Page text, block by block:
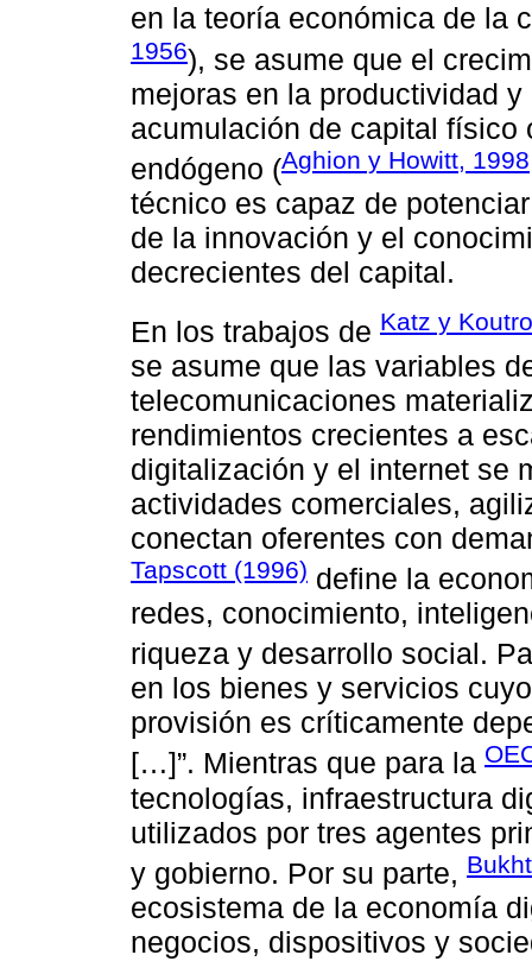
en la teoría económica de la
1956), se asume que el
mejoras en la productividad
acumulación de capital físico
endógeno (Aghion y Howitt, 1998
técnico es capaz de
de la innovación y el
decrecientes del capital.
En los trabajos de Katz y
se asume que las variables
telecomunicaciones
rendimientos crecientes a
digitalización y el internet se
actividades comerciales,
conectan oferentes con
Tapscott (1996) define la
redes, conocimiento,
riqueza y desarrollo social.
en los bienes y servicios
provisión es críticamente
[…]”. Mientras que para la
tecnologías, infraestructura
utilizados por tres agentes
y gobierno. Por su parte,
ecosistema de la economía
negocios, dispositivos y